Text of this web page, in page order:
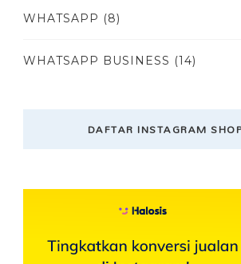
WHATSAPP (8)
WHATSAPP BUSINESS (14)
DAFTAR INSTAGRAM